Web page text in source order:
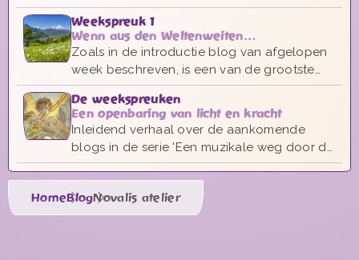
- de Ländler. De Ländler is de langzamere
plattelandsversie van de Wals, die meer
gestileerd is.
Weekspreuk 1
Wenn aus den Weltenweiten…
Zoals in de introductie blog van afgelopen
week beschreven, is een van de grootste
ontdekkingen die ik tijdens het componeren
van de weekspreuken deed de verbinding
met de planeten.
De weekspreuken
Een openbaring van licht en kracht
Inleidend verhaal over de aankomende
blogs in de serie 'Een muzikale weg door de
zielenkalender' gecomponeerd door Ivar
Römer
HomeBlogNovalis atelier